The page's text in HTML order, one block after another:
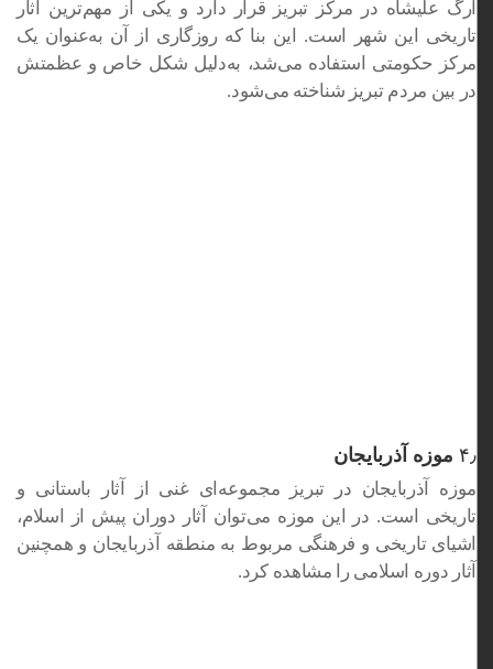
ارگ علیشاه در مرکز تبریز قرار دارد و یکی از مهم‌ترین آثار
تاریخی این شهر است. این بنا که روزگاری از آن به‌عنوان یک
مرکز حکومتی استفاده می‌شد، به‌دلیل شکل خاص و عظمتش
در بین مردم تبریز شناخته می‌شود.
۴٫ موزه آذربایجان
موزه آذربایجان در تبریز مجموعه‌ای غنی از آثار باستانی و
تاریخی است. در این موزه می‌توان آثار دوران پیش از اسلام،
اشیای تاریخی و فرهنگی مربوط به منطقه آذربایجان و همچنین
آثار دوره اسلامی را مشاهده کرد.